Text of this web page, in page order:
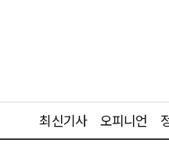
최신기사 오피니언